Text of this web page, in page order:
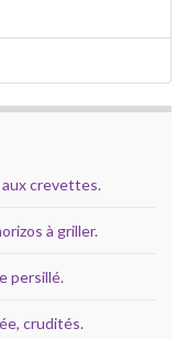
crevettes.
à griller.
persillé.
crudités.